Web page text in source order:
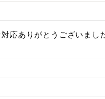
応ありがとうございまし